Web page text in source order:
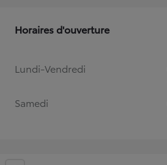
Horaires d'ouverture
Lundi-Vendredi
Samedi